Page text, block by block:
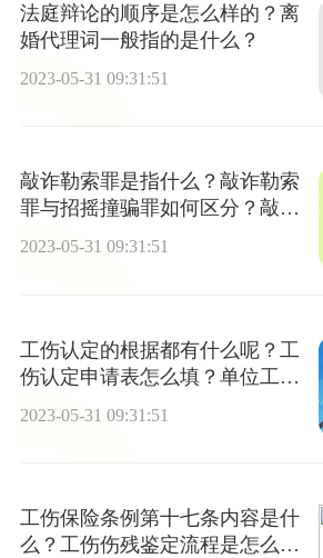
法庭辩论的顺序是怎么样的？离
婚代理词一般指的是什么？
2023-05-31 09:31:51
敲诈勒索罪是指什么？敲诈勒索
罪与招摇撞骗罪如何区分？敲诈
勒索罪的构成要件是什么？
2023-05-31 09:31:51
工伤认定的根据都有什么呢？工
伤认定申请表怎么填？单位工伤
2023-05-31 09:31:51
工伤保险条例第十七条内容是什
么？工伤伤残鉴定流程是怎么样